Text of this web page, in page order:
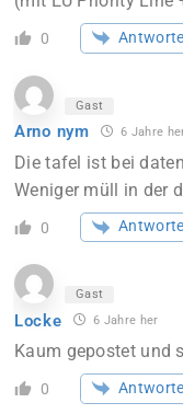
0
Gast
Arno nym 6 Jahre
Die tafel ist bei
Weniger müll in der
0
Gast
Locke 6 Jahre her
Kaum gepostet und
0